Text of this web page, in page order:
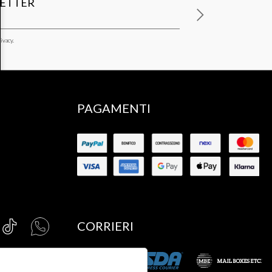
PAGAMENTI
CORRIERI